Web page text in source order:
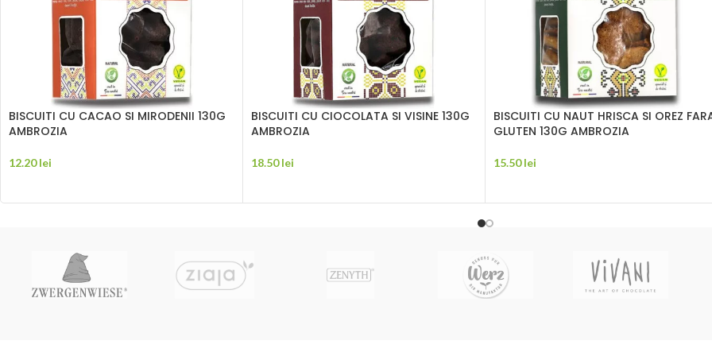
BISCUITI CU CACAO SI MIRODENII 130G
AMBROZIA
12.20lei
BISCUITI CU CIOCOLATA SI VISINE 130G
AMBROZIA
18.50lei
BISCUITI CU NAUT HRISCA SI OREZ
GLUTEN 130G AMBROZIA
15.50lei